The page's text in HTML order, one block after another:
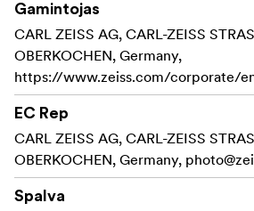
Gamintojas
CARL ZEISS AG, CARL-ZEISS
OBERKOCHEN, Germany,
https://www.zeiss.com/corporate/
EC Rep
CARL ZEISS AG, CARL-ZEISS
OBERKOCHEN, Germany,
Spalva